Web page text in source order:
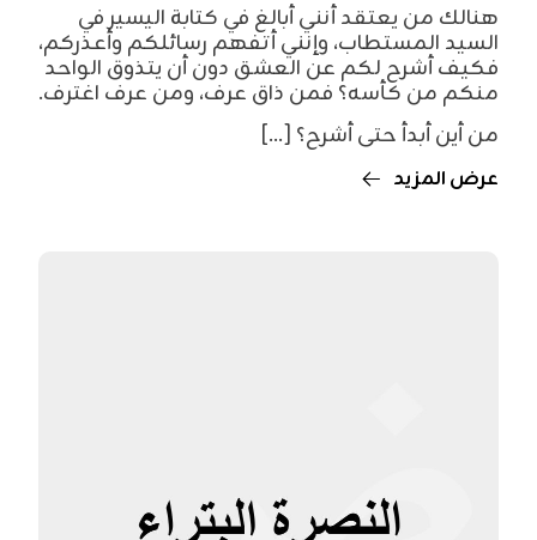
هنالك من يعتقد أنني أبالغ في كتابة اليسير في
السيد المستطاب، وإنني أتفهم رسائلكم وأعذركم،
فكيف أشرح لكم عن العشق دون أن يتذوق الواحد
منكم من كأسه؟ فمن ذاق عرف، ومن عرف اغترف.
من أين أبدأ حتى أشرح؟ [...]
عرض المزيد